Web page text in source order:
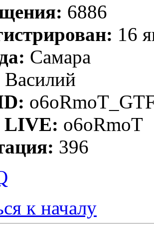
6886
16
Самара
Василий
LIVE: o6oRmoT
396
к началу